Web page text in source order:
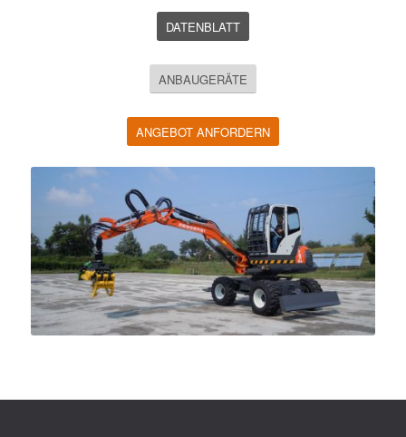
DATENBLATT
ANBAUGERÄTE
ANGEBOT ANFORDERN